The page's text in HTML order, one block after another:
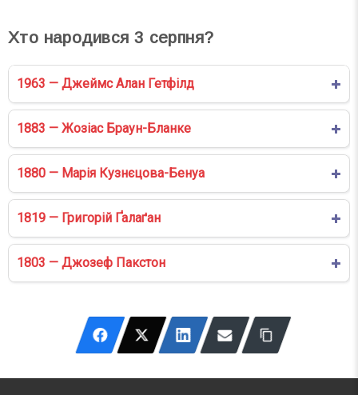
Хто народився 3 серпня?
1963 — Джеймс Алан Гетфілд
1883 — Жозіас Браун-Бланке
1880 — Марія Кузнєцова-Бенуа
1819 — Григорій Ґалаґан
1803 — Джозеф Пакстон